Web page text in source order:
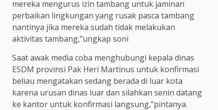
mereka mengurus izin tambang untuk jaminan
perbaikan lingkungan yang rusak pasca tambang
nantinya jika mereka sudah tidak melakukan
aktivitas tambang,”ungkap soni
Saat awak media coba menghubungi kepala dinas
ESDM provinsi Pak Heri Martinus untuk konfirmasi
beliau mengatakan sedang berada di luar kota
karena urusan dinas luar dan silahkan senin datang
ke kantor untuk konfirmasi langsung,”pintanya.